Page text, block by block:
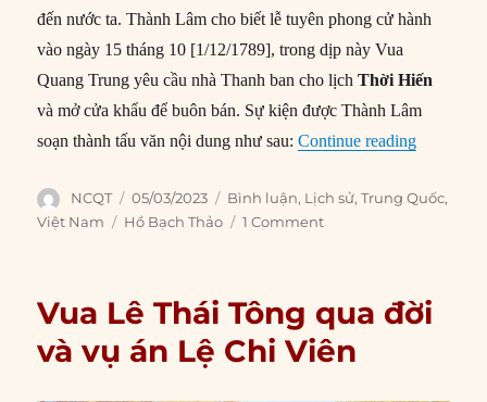
đến nước ta. Thành Lâm cho biết lễ tuyên phong cử hành
vào ngày 15 tháng 10 [1/12/1789], trong dịp này Vua
Quang Trung yêu cầu nhà Thanh ban cho lịchThời Hiến
và mở cửa khẩu để buôn bán. Sự kiện được Thành Lâm
soạn thành tấu văn nội dung như sau:Continue reading“Cách
Author
NCQT
Posted
on
05/03/2023 Categories
Bình luận, Lịch sử,Trung Quốc,
Việt Nam
Tags
Hồ Bạch Thảo 1 Comment
Vua Lê Thái Tông qua đời
và vụ án Lệ Chi Viên